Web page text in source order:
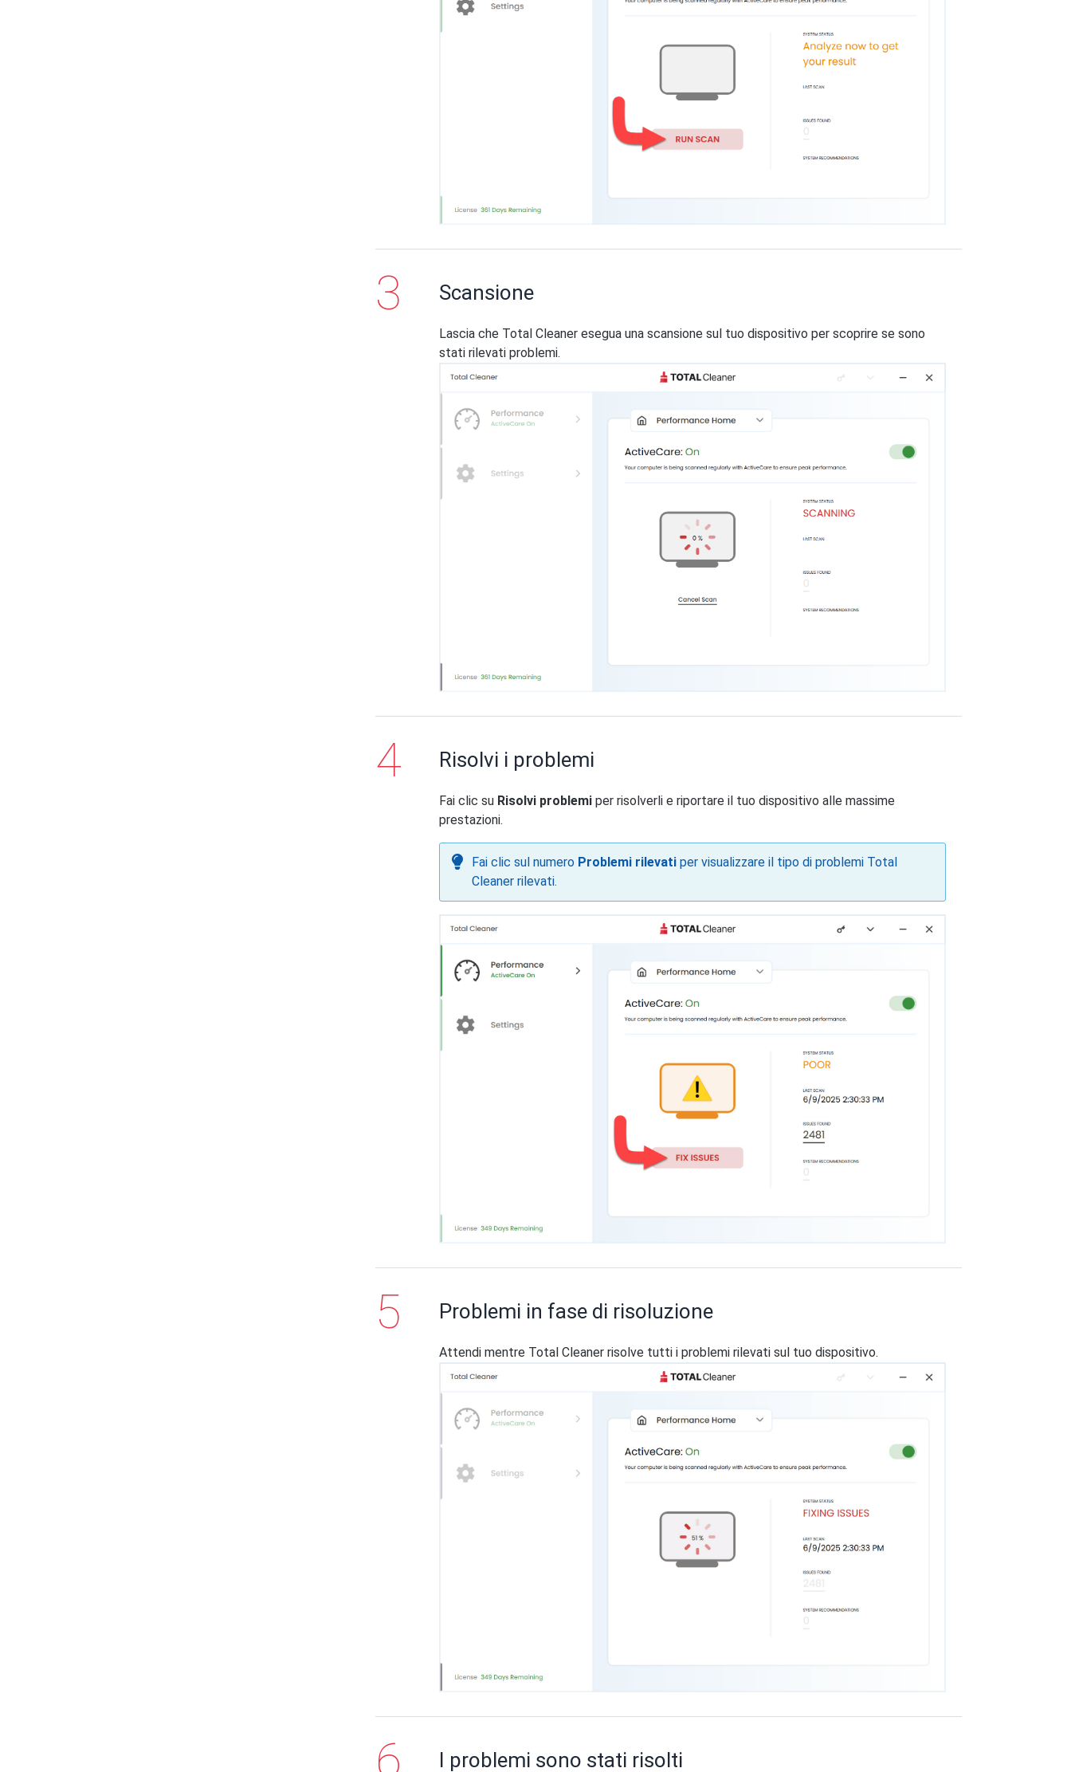
Scansione
Lascia che Total Cleaner esegua una scansione sul tuo dispositivo per scoprire se sono
stati rilevati problemi.
Risolvi i problemi
Fai clic su Risolvi problemi per risolverli e riportare il tuo dispositivo alle massime
prestazioni.
Fai clic sul numero Problemi rilevati per visualizzare il tipo di problemi Total
Cleaner rilevati.
Problemi in fase di risoluzione
Attendi mentre Total Cleaner risolve tutti i problemi rilevati sul tuo dispositivo.
I problemi sono stati risolti